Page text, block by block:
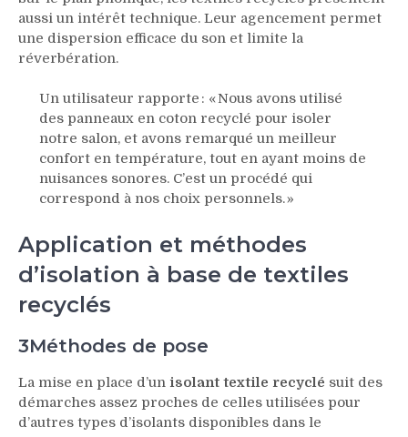
aussi un intérêt technique. Leur agencement permet
une dispersion efficace du son et limite la
réverbération.
Un utilisateur rapporte : « Nous avons utilisé
des panneaux en coton recyclé pour isoler
notre salon, et avons remarqué un meilleur
confort en température, tout en ayant moins de
nuisances sonores. C’est un procédé qui
correspond à nos choix personnels. »
Application et méthodes
d’isolation à base de textiles
recyclés
3Méthodes de pose
La mise en place d’un isolant textile recyclé suit des
démarches assez proches de celles utilisées pour
d’autres types d’isolants disponibles dans le